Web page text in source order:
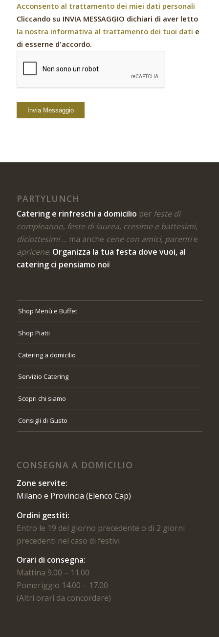
Acconsento al trattamento dei miei dati personali
Cliccando su INVIA MESSAGGIO dichiari di aver letto
la nostra informativa al trattamento dei tuoi dati e
di esserne d'accordo.
PARTYLUNCH
Catering e rinfreschi a domicilio per feste di
compleanno, feste di laurea, cresime e battesimi,
diciottesimi… ma anche cene con amici, parentie
apricene. Organizza la tua festa dove vuoi, al
catering ci pensiamo noi!
Shop Menù e Buffet
Shop Piatti
Catering a domicilio
Servizio Catering
Scopri chi siamo
Consigli di Gusto
CONSEGNA A DOMICILIO
Zone servite:
Milano e Provincia (Elenco Cap)
Ordini gestiti:
Entro le 19 del giorno precedente o di 2 giorni
precedenti nel caso di festivi
Orari di consegna:
Mattina 9.00 – 11.00
Pomeriggio 14.00 – 17.00
(Altri orari da concordare)